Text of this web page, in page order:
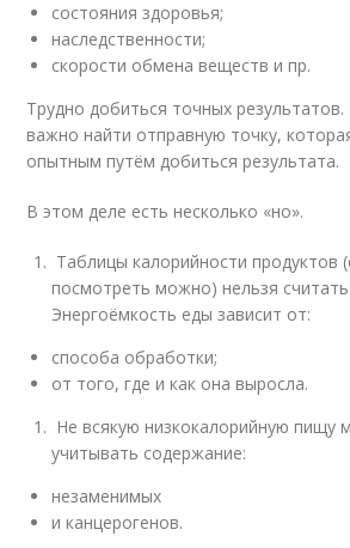
состояния здоровья;
наследственности;
скорости обмена веществ и пр.
Трудно добиться точных
важно найти отправную точку,
опытным путём добиться результата.
В этом деле есть несколько «но».
Таблицы калорийности продуктов
посмотреть можно) нельзя
Энергоёмкость еды зависит от:
способа обработки;
от того, где и как она выросла.
Не всякую низкокалорийную пищу
учитывать содержание:
незаменимых
и канцерогенов.